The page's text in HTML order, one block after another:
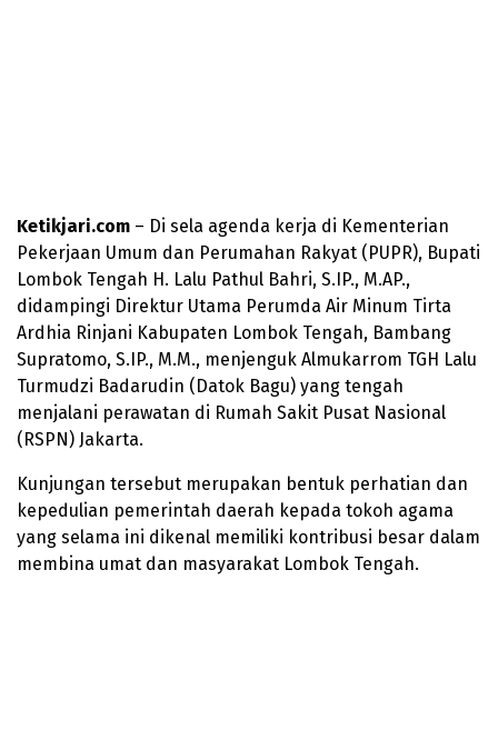
Ketikjari.com – Di sela agenda kerja di Kementerian
Pekerjaan Umum dan Perumahan Rakyat (PUPR), Bupati
Lombok Tengah H. Lalu Pathul Bahri, S.IP., M.AP.,
didampingi Direktur Utama Perumda Air Minum Tirta
Ardhia Rinjani Kabupaten Lombok Tengah, Bambang
Supratomo, S.IP., M.M., menjenguk Almukarrom TGH Lalu
Turmudzi Badarudin (Datok Bagu) yang tengah
menjalani perawatan di Rumah Sakit Pusat Nasional
(RSPN) Jakarta.
Kunjungan tersebut merupakan bentuk perhatian dan
kepedulian pemerintah daerah kepada tokoh agama
yang selama ini dikenal memiliki kontribusi besar dalam
membina umat dan masyarakat Lombok Tengah.